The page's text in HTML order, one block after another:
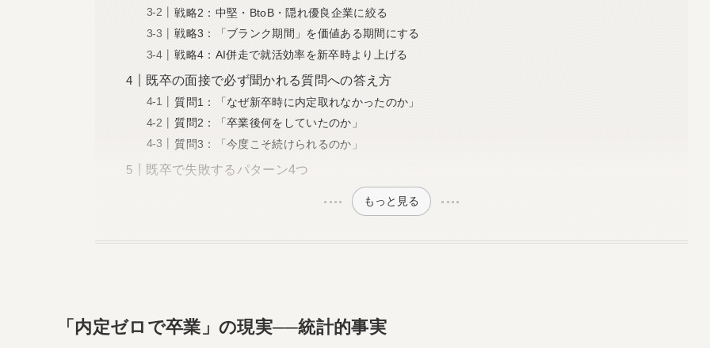
戦略2：中堅・BtoB・隠れ優良企業に絞る
戦略3：「ブランク期間」を価値ある期間にする
戦略4：AI併走で就活効率を新卒時より上げる
既卒の面接で必ず聞かれる質問への答え方
質問1：「なぜ新卒時に内定取れなかったのか」
質問2：「卒業後何をしていたのか」
質問3：「今度こそ続けられるのか」
既卒で失敗するパターン4つ
もっと見る
「内定ゼロで卒業」の現実──統計的事実